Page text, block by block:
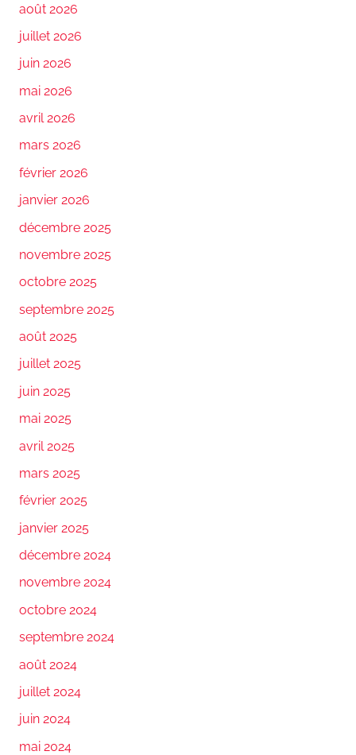
août 2026
juillet 2026
juin 2026
mai 2026
avril 2026
mars 2026
février 2026
janvier 2026
décembre 2025
novembre 2025
octobre 2025
septembre 2025
août 2025
juillet 2025
juin 2025
mai 2025
avril 2025
mars 2025
février 2025
janvier 2025
décembre 2024
novembre 2024
octobre 2024
septembre 2024
août 2024
juillet 2024
juin 2024
mai 2024